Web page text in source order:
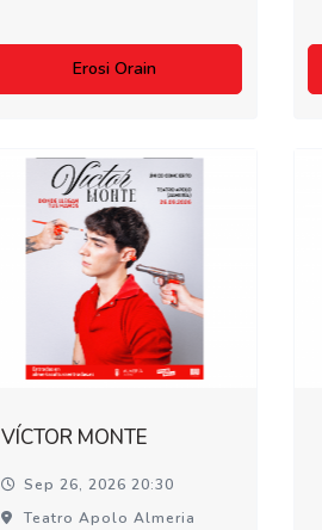
Erosi Orain
VÍCTOR MONTE
Sep 26, 2026 20:30
Teatro Apolo Almeria